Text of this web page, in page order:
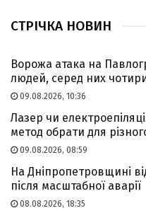
СТРІЧКА НОВИН
Ворожа атака на
людей, серед них
09.08.2026, 10:36
Лазер чи
метод обрати для
09.08.2026, 08:59
На Дніпропетровщині
після масштабної аварії
08.08.2026, 18:35